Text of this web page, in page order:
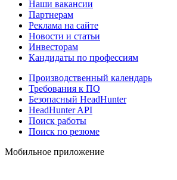
Наши вакансии
Партнерам
Реклама на сайте
Новости и статьи
Инвесторам
Кандидаты по профессиям
Производственный календарь
Требования к ПО
Безопасный HeadHunter
HeadHunter API
Поиск работы
Поиск по резюме
Мобильное приложение